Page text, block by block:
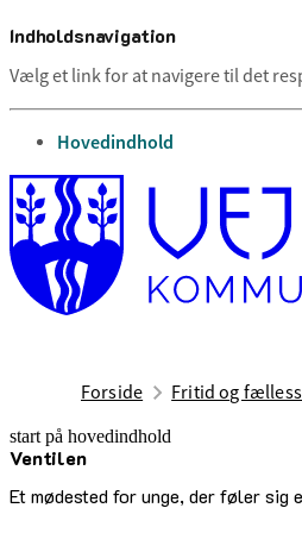
Indholdsnavigation
Vælg et link for at navigere til det
gå til
Hovedindhold
Forside Fritid og
start på hovedindhold
Ventilen
Et mødested for unge, der føler
senest opdateret 20. maj 2026